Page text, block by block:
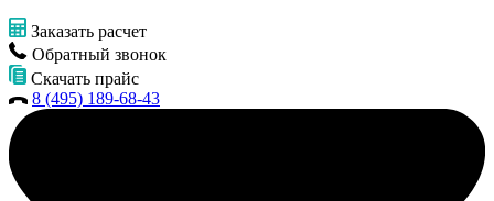
Заказать расчет
Обратный звонок
Скачать прайс
8 (495) 189-68-43